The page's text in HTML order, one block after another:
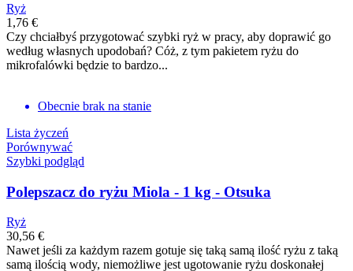
Ryż
1,76 €
Czy chciałbyś przygotować szybki ryż w pracy, aby doprawić go
według własnych upodobań? Cóż, z tym pakietem ryżu do
mikrofalówki będzie to bardzo...
Obecnie brak na stanie
Lista życzeń
Porównywać
Szybki podgląd
Polepszacz do ryżu Miola - 1 kg - Otsuka
Ryż
30,56 €
Nawet jeśli za każdym razem gotuje się taką samą ilość ryżu z taką
samą ilością wody, niemożliwe jest ugotowanie ryżu doskonałej